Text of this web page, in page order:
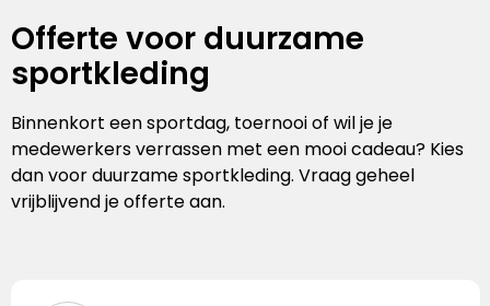
Offerte voor duurzame
sportkleding
Binnenkort een sportdag, toernooi of wil je je
medewerkers verrassen met een mooi cadeau? Kies
dan voor duurzame sportkleding. Vraag geheel
vrijblijvend je offerte aan.